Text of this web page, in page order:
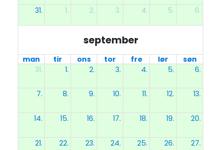
31. 1. 2. 3. 4. 5. 6.
september
man tir ons tor fre lør
søn
31.
1. 2. 3. 4. 5. 6.
7. 8. 9. 10. 11. 12. 13.
14. 15. 16. 17. 18. 19. 20.
21. 22. 23. 24. 25. 26. 27.